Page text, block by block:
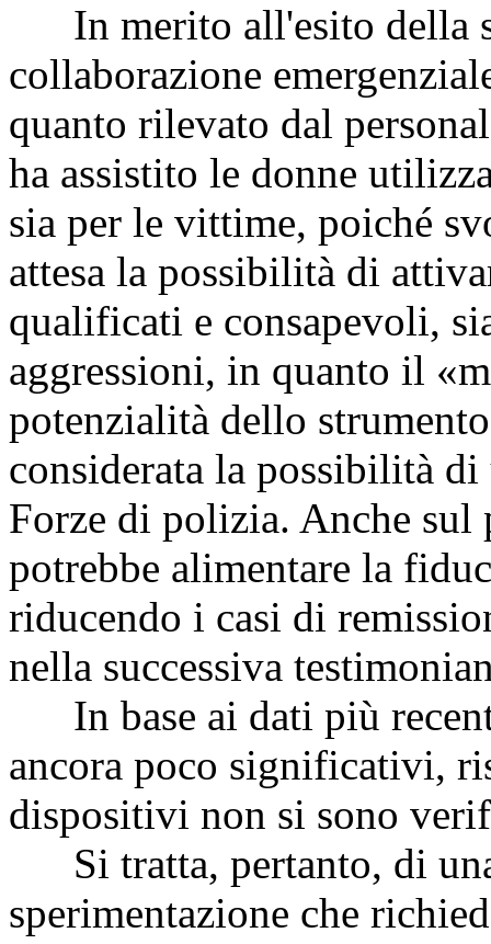
In merito all'esito della
collaborazione
quanto rilevato dal
ha assistito le donne
sia per le vittime, poiché
attesa la possibilità di
qualificati e consapevoli,
aggressioni, in quanto il
potenzialità dello
considerata la possibilità
Forze di polizia. Anche sul
potrebbe alimentare la
riducendo i casi di
nella successiva
In base ai dati più
ancora poco significativi,
dispositivi non si sono
Si tratta, pertanto, di
sperimentazione che